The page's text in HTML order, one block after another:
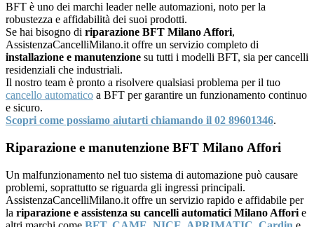
BFT è uno dei marchi leader nelle automazioni, noto per la
robustezza e affidabilità dei suoi prodotti.
Se hai bisogno di riparazione BFT Milano Affori,
AssistenzaCancelliMilano.it offre un servizio completo di
installazione e manutenzione su tutti i modelli BFT, sia per cancelli
residenziali che industriali.
Il nostro team è pronto a risolvere qualsiasi problema per il tuo
cancello automatico a BFT per garantire un funzionamento continuo
e sicuro.
Scopri come possiamo aiutarti chiamando il 02 89601346.
Riparazione e manutenzione BFT Milano Affori
Un malfunzionamento nel tuo sistema di automazione può causare
problemi, soprattutto se riguarda gli ingressi principali.
AssistenzaCancelliMilano.it offre un servizio rapido e affidabile per
la riparazione e assistenza su cancelli automatici Milano Affori e